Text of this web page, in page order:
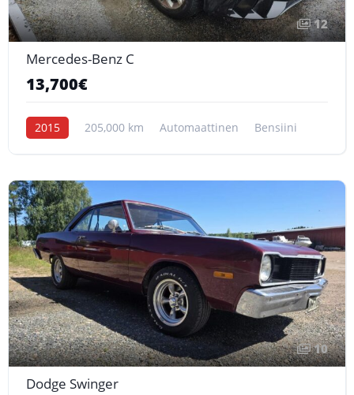
12
Mercedes-Benz C
13,700€
2015 205,000 km Automaattinen Bensiini
10
Dodge Swinger